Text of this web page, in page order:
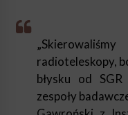
radioteleskopy,
błysku od
zespoły